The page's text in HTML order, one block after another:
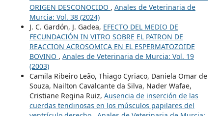
ORIGEN DESCONOCIDO , Anales de Veterinaria de
Murcia: Vol. 38 (2024)
J. C. Gardón, J. Gadea, EFECTO DEL MEDIO DE
FECUNDACIÓN IN VITRO SOBRE EL PATRON DE
REACCION ACROSOMICA EN EL ESPERMATOZOIDE
BOVINO , Anales de Veterinaria de Murcia: Vol. 19
(2003)
Camila Ribeiro Leão, Thiago Cyriaco, Daniela Omar de
Souza, Nailton Cavalcante da Silva, Nader Wafae,
Cristiane Regina Ruiz, Ausencia de inserción de las
cuerdas tendinosas en los músculos papilares del